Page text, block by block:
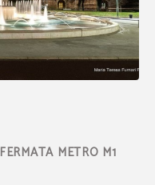
METRO M1